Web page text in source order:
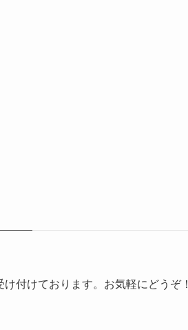
付けております。お気軽にどうぞ！